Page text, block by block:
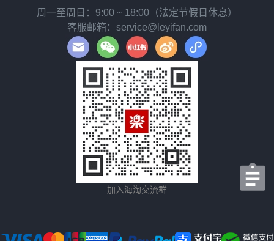
周一至周日：9:00 ~ 18:00（法定节假日休息）
客服邮箱：service@leyifan.com
加入海淘交流群